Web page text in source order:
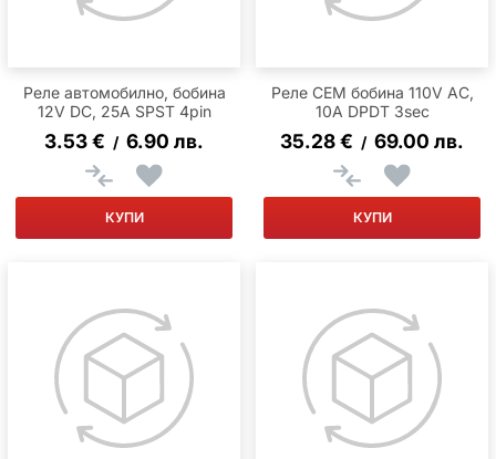
Реле автомобилно, бобина
12V DC, 25A SPST 4pin
3.53€ / 6.90 лв.
КУПИ
Реле CEM бобина 110V AC,
10A DPDT 3sec
35.28€ / 69.00 лв.
КУПИ